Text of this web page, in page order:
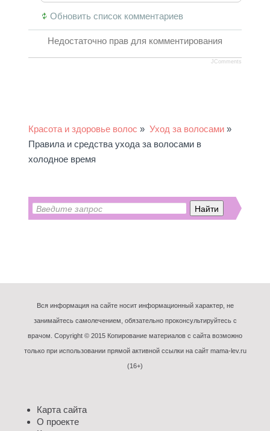
Обновить список комментариев
Недостаточно прав для комментирования
JComments
Красота и здоровье волос » Уход за волосами »
Правила и средства ухода за волосами в
холодное время
Вся информация на сайте носит информационный характер, не
занимайтесь самолечением, обязательно проконсультируйтесь с
врачом. Copyright © 2015 Копирование материалов с сайта возможно
только при использовании прямой активной ссылки на сайт mama-lev.ru
(16+)
Карта сайта
О проекте